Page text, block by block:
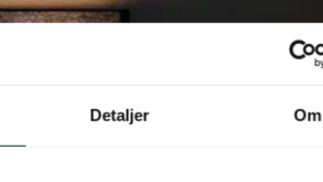
Detaljer Om